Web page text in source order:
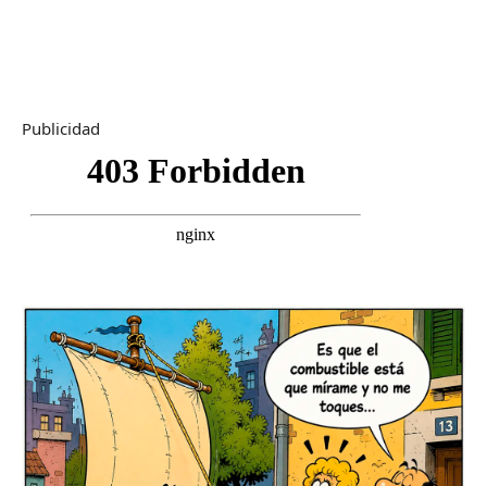
Publicidad